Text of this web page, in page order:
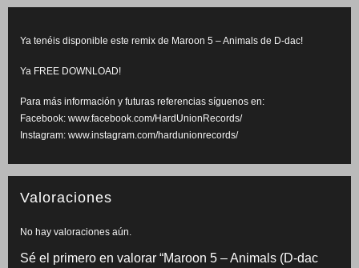
Ya tenéis disponible este remix de Maroon 5 – Animals de D-dac!
Ya FREE DOWNLOAD!
Para más información y futuras referencias síguenos en:
Facebook: www.facebook.com/HardUnionRecords/
Instagram: www.instagram.com/hardunionrecords/
Valoraciones
No hay valoraciones aún.
Sé el primero en valorar “Maroon 5 – Animals (D-dac